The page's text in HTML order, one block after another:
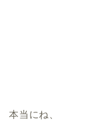
本当にね、